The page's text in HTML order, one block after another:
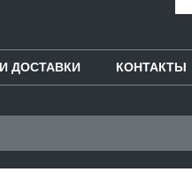
ДОСТАВКИ КОНТАКТЫ